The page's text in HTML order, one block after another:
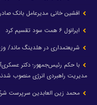
افشین خانی مدیرعامل بانک
ایرانول ۶ همت سود تقسیم کرد
شریعتمداری در هلدینگ ماند/
با حکم رئیس‌جمهور؛ دکتر
مدیریت راهبردی انرژی منصوب
محمد زین العابدین سرپرست